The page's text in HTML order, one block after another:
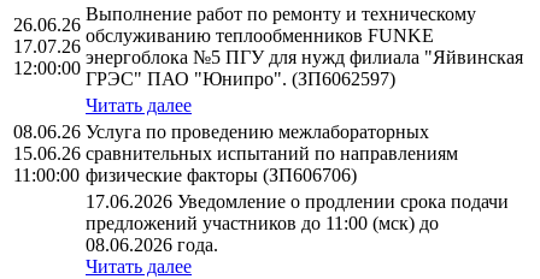
26.06.26
17.07.26
12:00:00
Выполнение работ по ремонту и техническому
обслуживанию теплообменников FUNKE
энергоблока №5 ПГУ для нужд филиала "Яйвинская
ГРЭС" ПАО "Юнипро". (ЗП6062597)
Читать далее
08.06.26
15.06.26
11:00:00
Услуга по проведению межлабораторных
сравнительных испытаний по направлениям
физические факторы (ЗП606706)
17.06.2026 Уведомление о продлении срока подачи
предложений участников до 11:00 (мск) до
08.06.2026 года.
Читать далее